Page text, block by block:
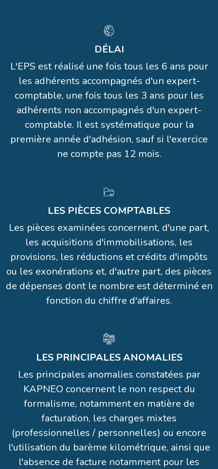
DÉLAI
L'EPS est réalisé une fois tous les 6 ans pour
les adhérents accompagnés d'un expert-
comptable, une fois tous les 3 ans pour les
adhérents non accompagnés d'un expert-
comptable. Il est systématique pour la
première année d'adhésion, sauf si l'exercice
ne compte pas 12 mois.
LES PIÈCES COMPTABLES
Les pièces examinées concernent, d'une part,
les acquisitions d'immobilisations, les
provisions, les réductions et crédits d'impôts
ou les exonérations et, d'autre part, des pièces
de dépenses dont le nombre est déterminé en
fonction du chiffre d'affaires.
LES PRINCIPALES ANOMALIES
Les principales anomalies constatées par
KAPNEO concernent le non respect du
formalisme, notamment en matière de
facturation, les charges mixtes
(professionnelles / personnelles) ou encore
l'utilisation du barème kilométrique, ainsi que
l'absence de facture notamment pour les